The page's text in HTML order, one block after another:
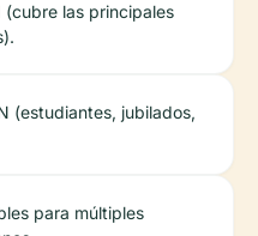
las principales
(estudiantes, jubilados,
para múltiples